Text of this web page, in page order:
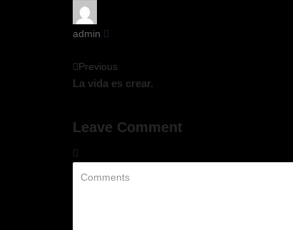
admin
Previous
La vida es crear.
Leave Comment